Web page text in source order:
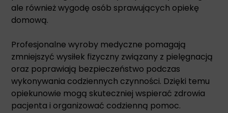
ale również wygodę osób sprawujących opiekę
domową.
Profesjonalne wyroby medyczne pomagają
zmniejszyć wysiłek fizyczny związany z pielęgnacją
oraz poprawiają bezpieczeństwo podczas
wykonywania codziennych czynności. Dzięki temu
opiekunowie mogą skuteczniej wspierać zdrowia
pacjenta i organizować codzienną pomoc.